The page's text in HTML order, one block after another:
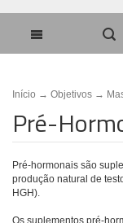
Início → Objetivos →
Pré-
Pré-hormonais são
produção natural de
HGH).